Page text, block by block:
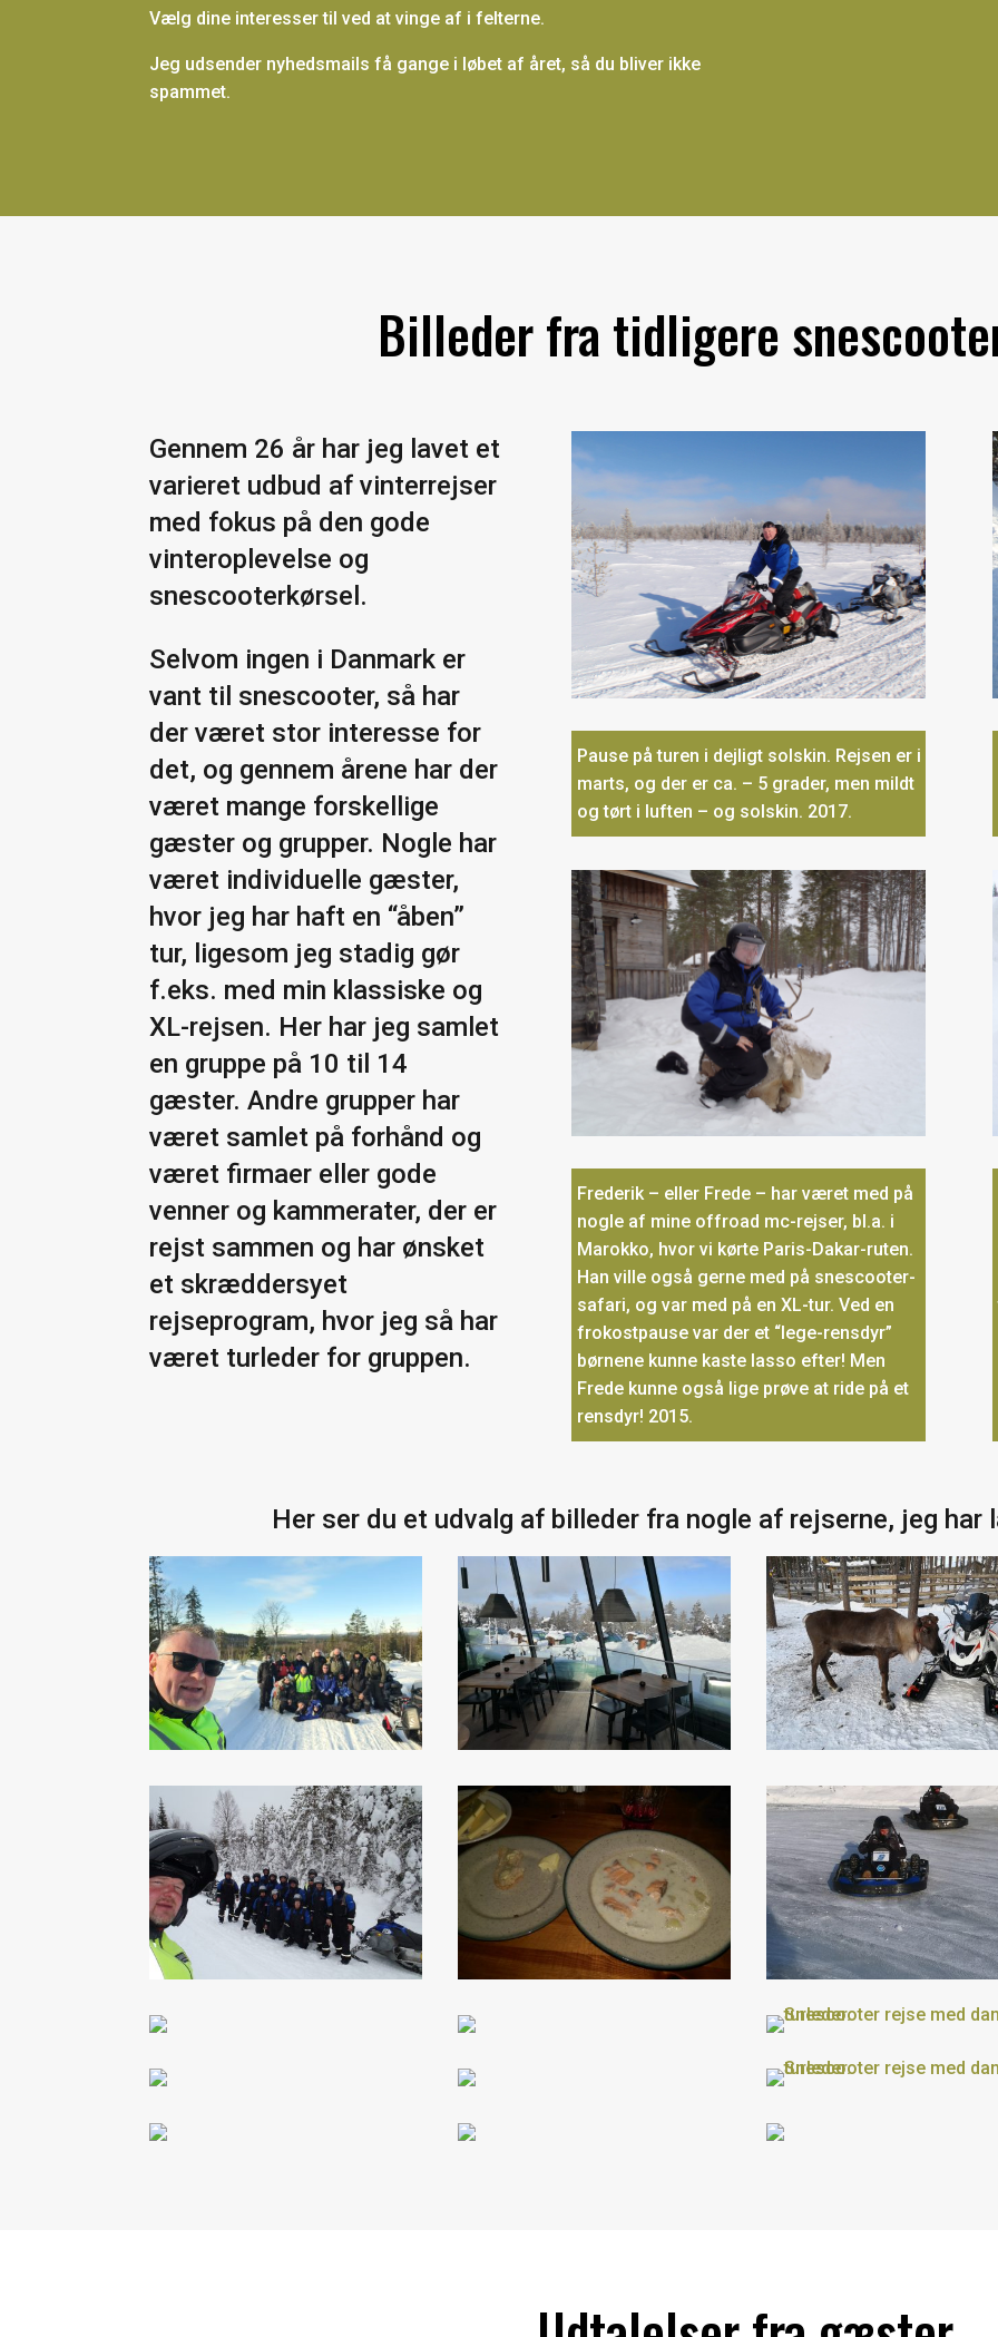
Vælg dine interesser til ved at vinge af i felterne.
Jeg udsender nyhedsmails få gange i løbet af året, så du bliver ikke
spammet.
Billeder fra tidligere
Gennem 26 år har jeg lavet et
varieret udbud af vinterrejser
med fokus på den gode
vinteroplevelse og
snescooterkørsel.
Selvom ingen i Danmark er
vant til snescooter, så har
der været stor interesse for
det, og gennem årene har der
været mange forskellige
gæster og grupper. Nogle har
været individuelle gæster,
hvor jeg har haft en “åben”
tur, ligesom jeg stadig gør
f.eks. med min klassiske og
XL-rejsen. Her har jeg samlet
en gruppe på 10 til 14
gæster. Andre grupper har
været samlet på forhånd og
været firmaer eller gode
venner og kammerater, der er
rejst sammen og har ønsket
et skræddersyet
rejseprogram, hvor jeg så har
været turleder for gruppen.
Pause på turen i dejligt solskin. Rejsen er i
marts, og der er ca. – 5 grader, men mildt
og tørt i luften – og solskin. 2017.
Frederik – eller Frede – har været med på
nogle af mine offroad mc-rejser, bl.a. i
Marokko, hvor vi kørte Paris-Dakar-ruten.
Han ville også gerne med på snescooter-
safari, og var med på en XL-tur. Ved en
frokostpause var der et “lege-rensdyr”
børnene kunne kaste lasso efter! Men
Frede kunne også lige prøve at ride på et
rensdyr! 2015.
Her ser du et udvalg af billeder fra nogle af rejserne, jeg har